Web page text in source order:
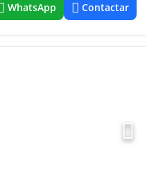
WhatsApp Contactar